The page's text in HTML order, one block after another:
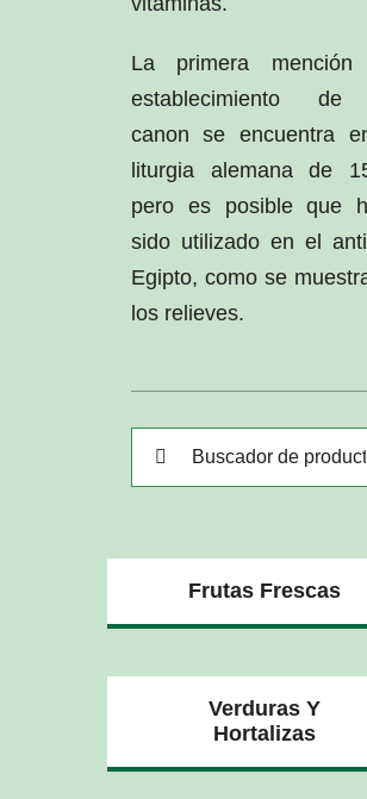
La primera mención
establecimiento
canon se encuentra
liturgia alemana de
pero es posible que
sido utilizado en el
Egipto, como se
los relieves.
Buscar:
Frutas Frescas
Verduras Y
Hortalizas